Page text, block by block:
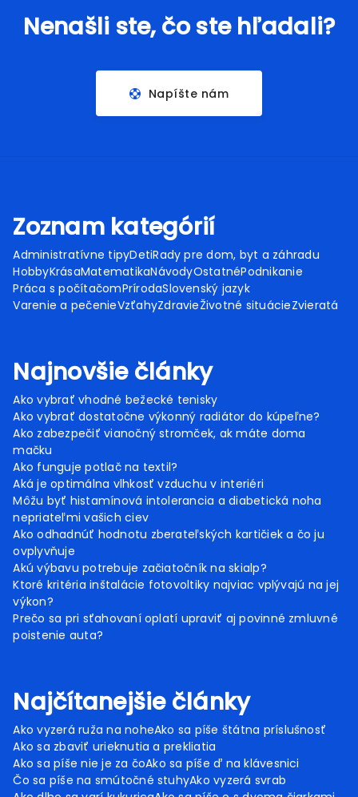
Nenašli ste, čo ste hľadali?
Napíšte nám
Zoznam kategórií
Administratívne tipyDetiRady pre dom, byt a záhradu
HobbyKrásaMatematikaNávodyOstatnéPodnikanie
Práca s počítačomPrírodaSlovenský jazyk
Varenie a pečenieVzťahyZdravieŽivotné situácieZvieratá
Najnovšie články
Ako vybrať vhodné bežecké tenisky
Ako vybrať dostatočne výkonný radiátor do kúpeľne?
Ako zabezpečiť vianočný stromček, ak máte doma
mačku
Ako funguje potlač na textil?
Aká je optimálna vlhkosť vzduchu v interiéri
Môžu byť histamínová intolerancia a diabetická noha
nepriateľmi vašich ciev
Ako odhadnúť hodnotu zberateľských kartičiek a čo ju
ovplyvňuje
Akú výbavu potrebuje začiatočník na skialp?
Ktoré kritéria inštalácie fotovoltiky najviac vplývajú na jej
výkon?
Prečo sa pri sťahovaní oplatí upraviť aj povinné zmluvné
poistenie auta?
Najčítanejšie články
Ako vyzerá ruža na noheAko sa píše štátna príslušnosť
Ako sa zbaviť urieknutia a prekliatia
Ako sa píše nie je za čoAko sa píše ď na klávesnici
Čo sa píše na smútočné stuhyAko vyzerá svrab